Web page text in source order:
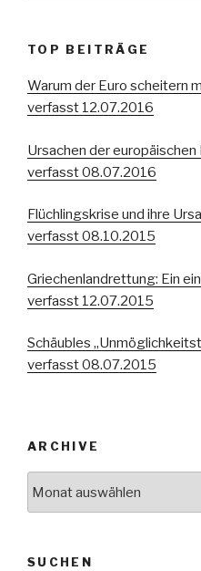
TOP BEITRÄGE
Warum der Euro scheitern
verfasst 12.07.2016
Ursachen der europäischen
verfasst 08.07.2016
Flüchlingskrise und ihre
verfasst 08.10.2015
Griechenlandrettung: Ein
verfasst 12.07.2015
Schäubles
verfasst 08.07.2015
ARCHIVE
SUCHEN